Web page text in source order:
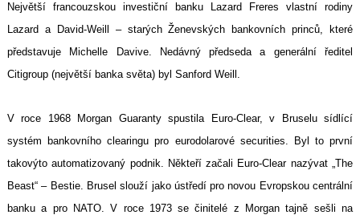
Největší francouzskou investiční banku Lazard Freres vlastní rodiny
Lazard a David-Weill – starých Ženevských bankovních princů, které
představuje Michelle Davive. Nedávný předseda a generální ředitel
Citigroup (největší banka světa) byl Sanford Weill.
V roce 1968 Morgan Guaranty spustila Euro-Clear, v Bruselu sídlící
systém bankovního clearingu pro eurodolarové securities. Byl to první
takovýto automatizovaný podnik. Někteří začali Euro-Clear nazývat „The
Beast“ – Bestie. Brusel slouží jako ústředí pro novou Evropskou centrální
banku a pro NATO. V roce 1973 se činitelé z Morgan tajně sešli na